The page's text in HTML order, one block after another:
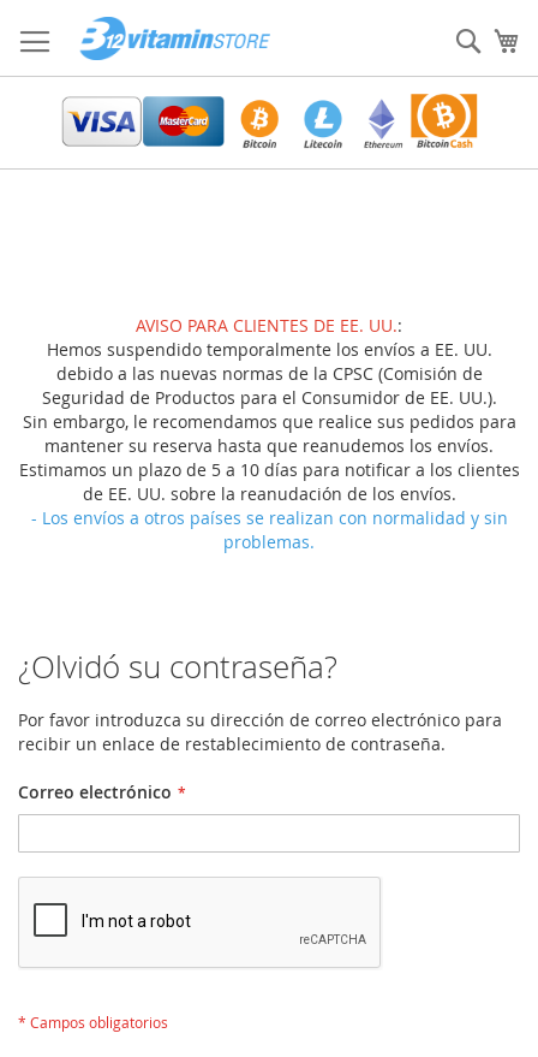
al
contenido
AVISO PARA CLIENTES DE EE. UU.:
Hemos suspendido temporalmente los envíos a EE. UU.
debido a las nuevas normas de la CPSC (Comisión de
Seguridad de Productos para el Consumidor de EE. UU.).
Sin embargo, le recomendamos que realice sus pedidos para
mantener su reserva hasta que reanudemos los envíos.
Estimamos un plazo de 5 a 10 días para notificar a los clientes
de EE. UU. sobre la reanudación de los envíos.
- Los envíos a otros países se realizan con normalidad y sin
problemas.
¿Olvidó su contraseña?
Por favor introduzca su dirección de correo electrónico para
recibir un enlace de restablecimiento de contraseña.
Correo electrónico